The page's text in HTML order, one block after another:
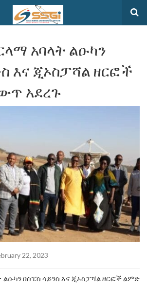
አባላት ልዑካን
እና ጂኦስፓሻል ዘርፎች
አደረጉ
22, 2023
በስፔስ ሳይንስ እና ጂኦስፓሻል ዘርፎች ልምድ